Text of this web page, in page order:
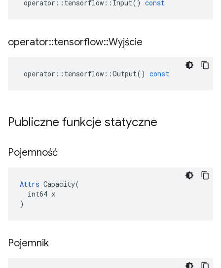
operator :: tensorflow :: Input() const
operator::tensorflow::Wyjście
operator :: tensorflow ::Output() const
Publiczne funkcje statyczne
Pojemność
Attrs Capacity(
  int64 x
)
Pojemnik